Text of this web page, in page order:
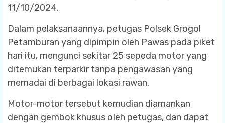
11/10/2024.
Dalam pelaksanaannya, petugas Polsek Grogol
Petamburan yang dipimpin oleh Pawas pada piket
hari itu, mengunci sekitar 25 sepeda motor yang
ditemukan terparkir tanpa pengawasan yang
memadai di berbagai lokasi rawan.
Motor-motor tersebut kemudian diamankan
dengan gembok khusus oleh petugas, dan dapat